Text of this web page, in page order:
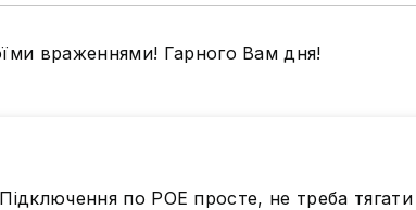
враженнями! Гарного Вам дня!
по POE просте, не треба